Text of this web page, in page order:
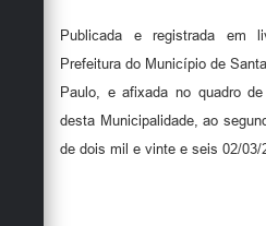
Publicada e registrada em
Prefeitura do Município de
Paulo, e afixada no quadro
desta Municipalidade, ao
de dois mil e vinte e seis 02/03/